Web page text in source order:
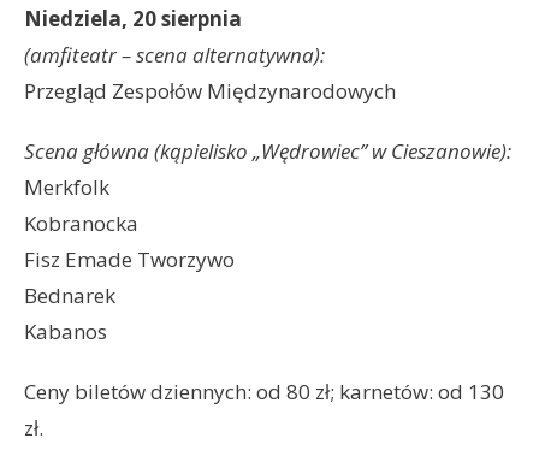
Niedziela, 20 sierpnia
(amfiteatr – scena alternatywna):
Przegląd Zespołów Międzynarodowych
Scena główna (kąpielisko „Wędrowiec” w Cieszanowie):
Merkfolk
Kobranocka
Fisz Emade Tworzywo
Bednarek
Kabanos
Ceny biletów dziennych: od 80 zł; karnetów: od 130
zł.